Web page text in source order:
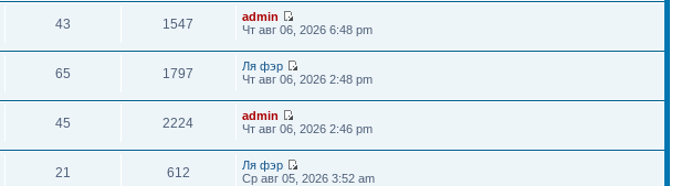
43 1547
admin
Чт авг 06, 2026 6:48 pm
65 1797
Ля фэр
Чт авг 06, 2026 2:48 pm
45 2224
admin
Чт авг 06, 2026 2:46 pm
21 612
Ля фэр
Ср авг 05, 2026 3:52 am